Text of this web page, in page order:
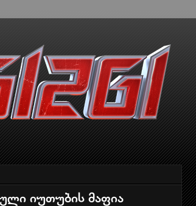
იუთუბის მაფია